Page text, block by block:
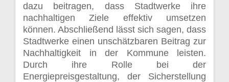
dazu beitragen, dass Stadtwerke ihre
nachhaltigen Ziele effektiv umsetzen
können. Abschließend lässt sich sagen, dass
Stadtwerke einen unschätzbaren Beitrag zur
Nachhaltigkeit in der Kommune leisten.
Durch ihre Rolle bei der
Energiepreisgestaltung, der Sicherstellung